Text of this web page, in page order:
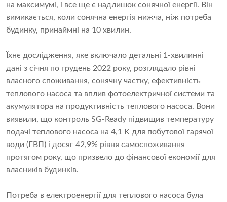
на максимумі, і все ще є надлишок сонячної енергії. Він
вимикається, коли сонячна енергія нижча, ніж потреба
будинку, принаймні на 10 хвилин.
Їхнє дослідження, яке включало детальні 1-хвилинні
дані з січня по грудень 2022 року, розглядало рівні
власного споживання, сонячну частку, ефективність
теплового насоса та вплив фотоелектричної системи та
акумулятора на продуктивність теплового насоса. Вони
виявили, що контроль SG-Ready підвищив температуру
подачі теплового насоса на 4,1 K для побутової гарячої
води (ГВП) і досяг 42,9% рівня самоспоживання
протягом року, що призвело до фінансової економії для
власників будинків.
Потреба в електроенергії для теплового насоса була